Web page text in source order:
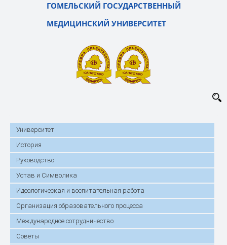
ГОМЕЛЬСКИЙ ГОСУДАРСТВЕННЫЙ
МЕДИЦИНСКИЙ УНИВЕРСИТЕТ
Университет
История
Руководство
Устав и Символика
Идеологическая и воспитательная работа
Организация образовательного процесса
Международное сотрудничество
Советы